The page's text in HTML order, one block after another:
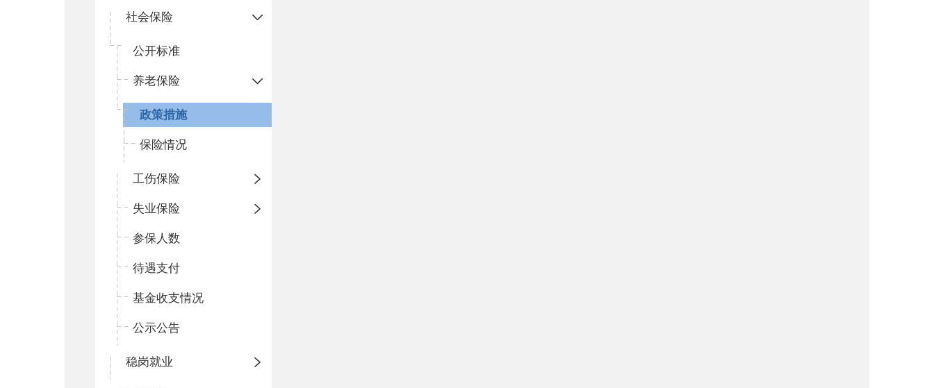
社会保险
公开标准
养老保险
政策措施
保险情况
工伤保险
失业保险
参保人数
待遇支付
基金收支情况
公示公告
稳岗就业